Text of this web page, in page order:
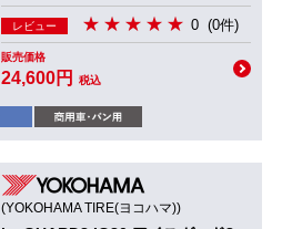
レビュー 0 (0件)
販売価格
24,600円 税込
(YOKOHAMA TIRE(ヨコハマ))